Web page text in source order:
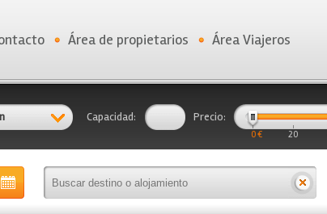
Área de propietarios Área Viajeros
Capacidad: Precio:
0 € 20